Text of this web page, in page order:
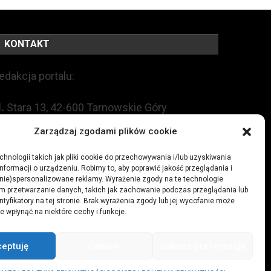
Zarządzaj zgodami plików cookie
takich jak pliki cookie do przechowywania i/lub uzyskiwania
o urządzeniu. Robimy to, aby poprawić jakość przeglądania i
reklamy. Wyrażenie zgody na te technologie
przetwarzanie danych, takich jak zachowanie podczas przeglądania lub
na tej stronie. Brak wyrażenia zgody lub jej wycofanie może
wpłynąć na niektóre cechy i funkcje.
KONTAKT
portalu:
Stara 13, 42-600 Tarnowskie Góry
+48 509 547 822
redakcja@czytamiwiem.pl
biuro@czytamiwiem.pl